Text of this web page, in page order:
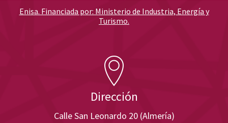
Dirección
Calle San Leonardo 20 (Almería)
Enisa. Financiada por: Ministerio de Industria, Energía y
Turismo.